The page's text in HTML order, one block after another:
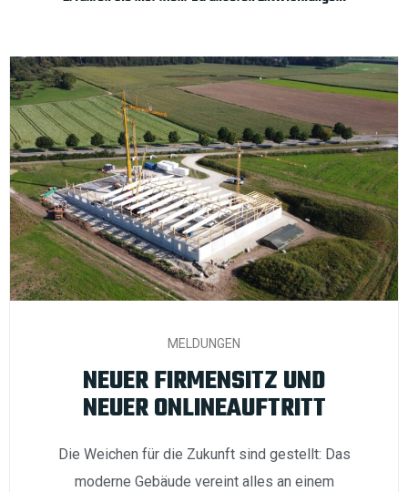
MELDUNGEN
NEUER FIRMENSITZ UND
NEUER ONLINEAUFTRITT
Die Weichen für die Zukunft sind gestellt: Das
moderne Gebäude vereint alles an einem